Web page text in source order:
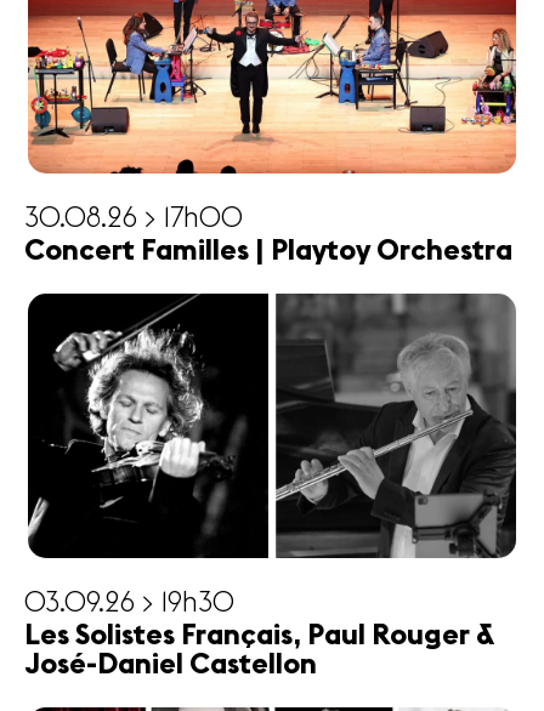
30.08.26 > 17h00
Concert Familles | Playtoy Orchestra
03.09.26 > 19h30
Les Solistes Français, Paul Rouger &
José-Daniel Castellon